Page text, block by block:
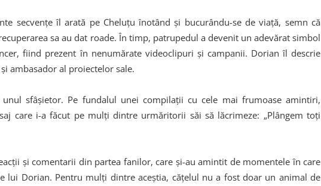
secvențe îl arată pe Cheluțu înotând și bucurându-se de viață, semn că
sa au dat roade. În timp, patrupedul a devenit un adevărat simbol
fiind prezent în nenumărate videoclipuri și campanii. Dorian îl descrie
ambasador al proiectelor sale.
sfâșietor. Pe fundalul unei compilații cu cele mai frumoase amintiri,
care i-a făcut pe mulți dintre urmăritorii săi să lăcrimeze: „Plângem toți
și comentarii din partea fanilor, care și-au amintit de momentele în care
lui Dorian. Pentru mulți dintre aceștia, cățelul nu a fost doar un animal de